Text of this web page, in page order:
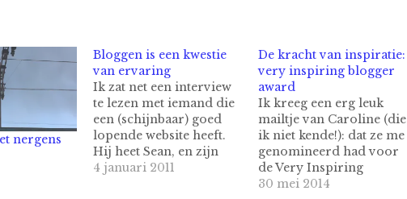
nergens
Bloggen is een kwestie
van ervaring
Ik zat net een interview
te lezen met iemand die
een (schijnbaar) goed
lopende website heeft.
Hij heet Sean, en zijn
blog vind je op
4 januari 2011
De kracht van inspiratie:
very inspiring blogger
award
Ik kreeg een erg leuk
mailtje van Caroline (die
ik niet kende!): dat ze me
genomineerd had voor
de Very Inspiring
Blogger Award. Maar
30 mei 2014